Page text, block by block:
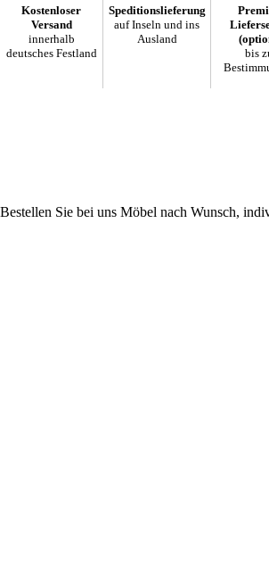
Kostenloser
Versand
innerhalb
deutsches Festland
Speditionslieferung
auf Inseln und ins
Ausland
bis
Bestellen Sie bei uns Möbel nach Wunsch,